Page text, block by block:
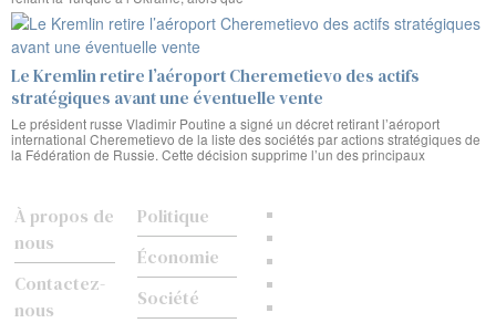
Le Kremlin retire l’aéroport Cheremetievo des actifs
stratégiques avant une éventuelle vente
Le président russe Vladimir Poutine a signé un décret retirant l’aéroport
international Cheremetievo de la liste des sociétés par actions stratégiques de
la Fédération de Russie. Cette décision supprime l’un des principaux
À propos de
nous
Contactez-
nous
Politique
Économie
Société